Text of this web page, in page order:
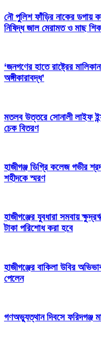
নৌ পুলিশ ফাঁড়ির নাকের ডগায়
নিষিদ্ধ জাল মেরামত ও মাছ
‘জনগণের হাতে রাষ্ট্রের
অঙ্গীকারাবদ্ধ’
মতলব উত্তরে সোনালী লাইফ
চেক বিতরণ
হাজীগঞ্জ ডিগ্রি কলেজ গভীর
শহীদকে স্মরণ
হাজীগঞ্জের যুবধারা সমবায়
টাকা পরিশোধ করা হবে
হাজীগঞ্জের বাকিলা উবির
পেলেন
গণঅভ্যুত্থান দিবসে ফরিদগঞ্জ